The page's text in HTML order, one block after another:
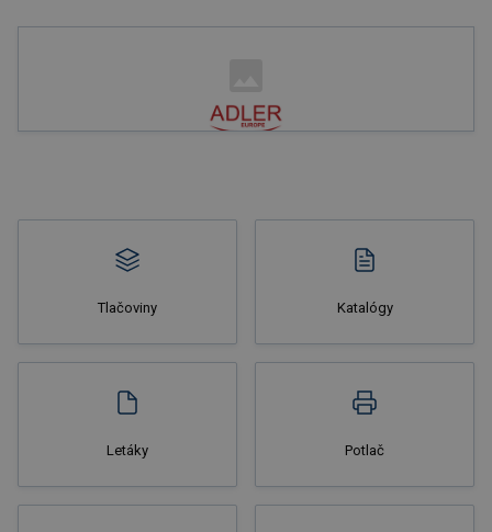
Tlačoviny Katalógy
Letáky Potlač